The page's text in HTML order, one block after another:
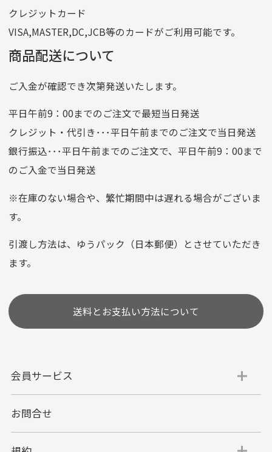
他銀行から
店名
四七八（読みヨンナナハチ）
店番
478
預金種目
普通預金
口座番号
0776226
口座名義
株式会社一条
クレジットカード
選びいただけない場合がございます。
代金引換
代引手数料一律400円
クレジットカード
VISA,MASTER,DC,JCB等のカードがご利用可能です。
商品配送について
ご入金が確認でき次第発送いたします。
平日午前9：00までのご注文で最短当日発送
クレジット・代引き･･･平日午前までのご注文で当日発送
銀行振込･･･平日午前までのご注文で、平日午前9：00まで
のご入金で当日発送
※在庫のない場合や、繁忙期間中は遅れる場合がございま
す。
引渡し方法は、ゆうパック（日本郵便）とさせていただき
ます。
送料とお支払い方法について
会員サービス
お問合せ